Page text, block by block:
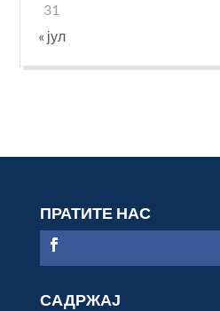
31
« јул
ПРАТИТЕ НАС
САДРЖАЈ